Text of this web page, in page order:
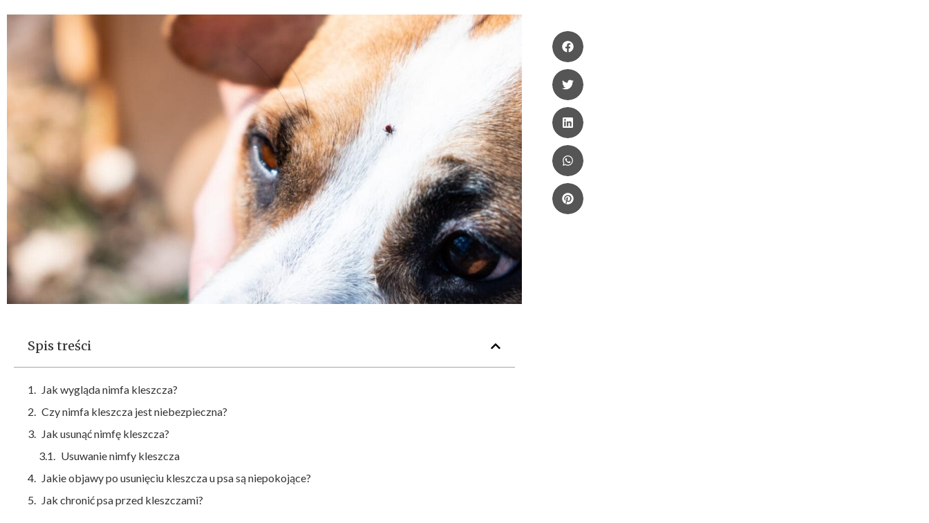
Spis treści
Jak wygląda nimfa kleszcza?
Czy nimfa kleszcza jest niebezpieczna?
Jak usunąć nimfę kleszcza?
Usuwanie nimfy kleszcza
Jakie objawy po usunięciu kleszcza u psa są niepokojące?
Jak chronić psa przed kleszczami?